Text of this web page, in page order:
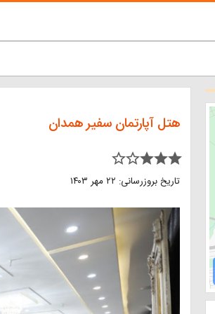
هتل آپارتمان سفیر همدان
star_border star_border star star star
تاریخ بروزرسانی: ۲۲ مهر ۱۴۰۳